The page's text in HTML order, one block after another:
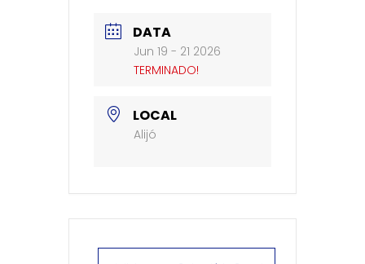
DATA
Jun 19 - 21 2026
TERMINADO!
LOCAL
Alijó